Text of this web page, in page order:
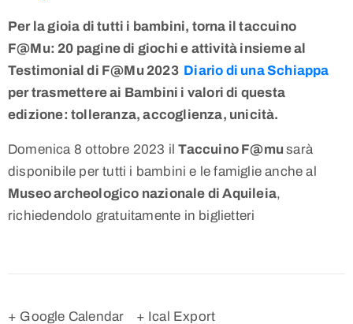
Per la gioia di tutti i bambini, torna il taccuino
F@Mu: 20 pagine di giochi e attività insieme al
Testimonial di F@Mu 2023 Diario di una Schiappa
per trasmettere ai Bambini i valori di questa
edizione: tolleranza, accoglienza, unicità.
Domenica 8 ottobre 2023 ilTaccuino F@musarà
disponibile per tutti i bambini e le famiglie anche al
Museo archeologico nazionale di Aquileia,
richiedendolo gratuitamente in biglietteri
+ Google Calendar + Ical Export